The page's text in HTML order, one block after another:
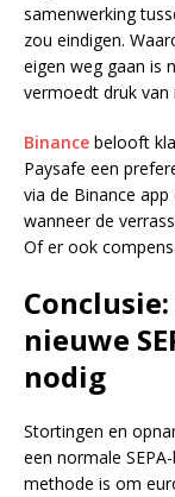
samenwerking
zou eindigen.
eigen weg gaan is
vermoedt druk van
Binance belooft
Paysafe een
via de Binance
wanneer de
Of er ook
nieuwe
nodig
Stortingen en
een normale
methode is om